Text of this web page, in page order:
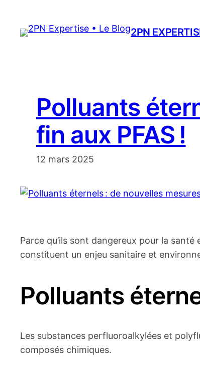
contenu
2PN
Polluants
fin aux PFAS !
12 mars 2025
Parce qu’ils sont dangereux pour la
constituent un enjeu sanitaire et
Polluants
Les substances perfluoroalkylées et
composés chimiques.